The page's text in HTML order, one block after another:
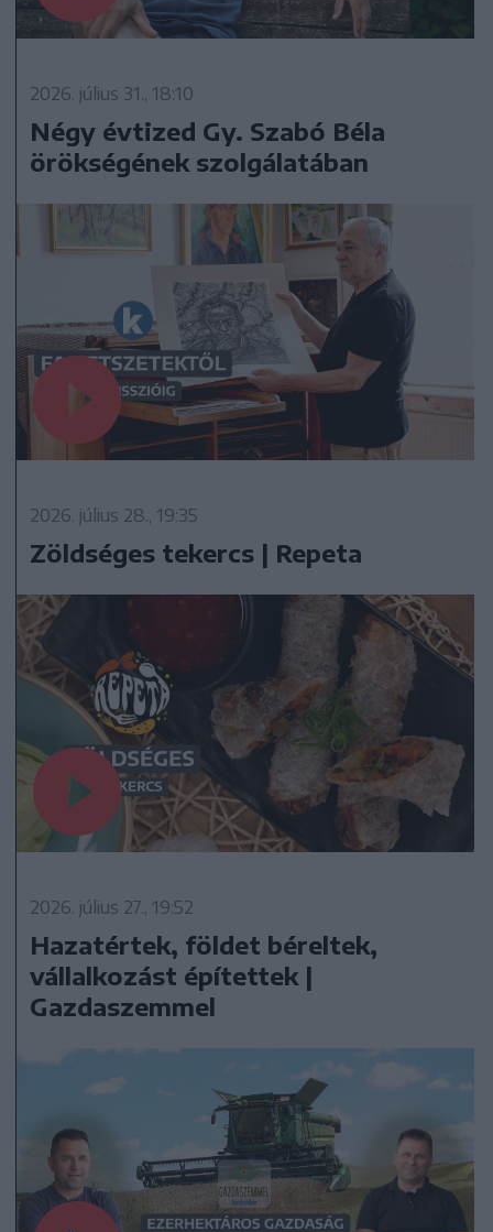
2026. július 31., 18:10
Négy évtized Gy. Szabó Béla
örökségének szolgálatában
2026. július 28., 19:35
Zöldséges tekercs | Repeta
2026. július 27., 19:52
Hazatértek, földet béreltek,
vállalkozást építettek |
Gazdaszemmel